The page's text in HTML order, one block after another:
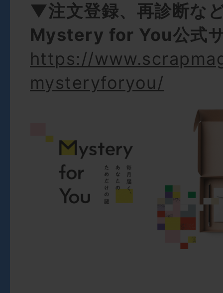
▼注文登録、再診断な
Mystery for You公式
https://
mysteryforyou/